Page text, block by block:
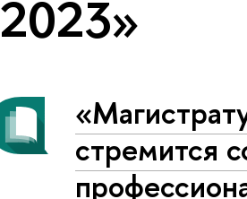
2023»
стремится